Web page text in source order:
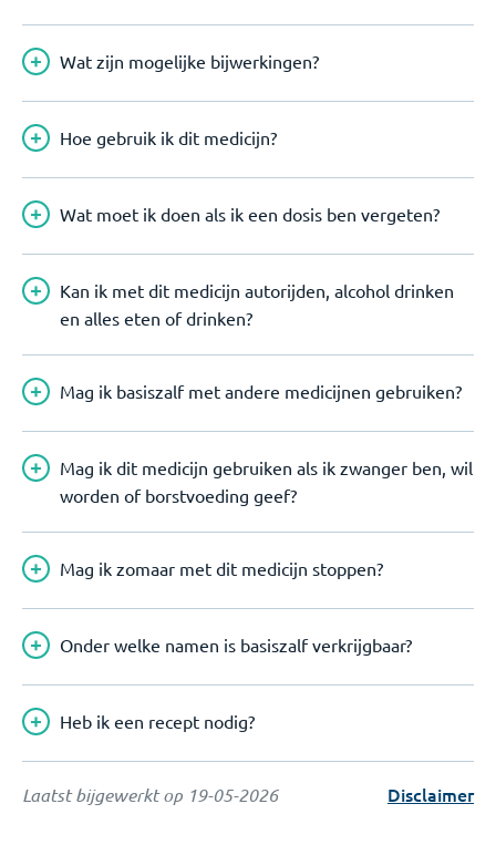
Wat zijn mogelijke bijwerkingen?
Hoe gebruik ik dit medicijn?
Wat moet ik doen als ik een dosis ben vergeten?
Kan ik met dit medicijn autorijden, alcohol drinken
en alles eten of drinken?
Mag ik basiszalf met andere medicijnen gebruiken?
Mag ik dit medicijn gebruiken als ik zwanger ben, wil
worden of borstvoeding geef?
Mag ik zomaar met dit medicijn stoppen?
Onder welke namen is basiszalf verkrijgbaar?
Heb ik een recept nodig?
Laatst bijgewerkt op 19-05-2026 Disclaimer